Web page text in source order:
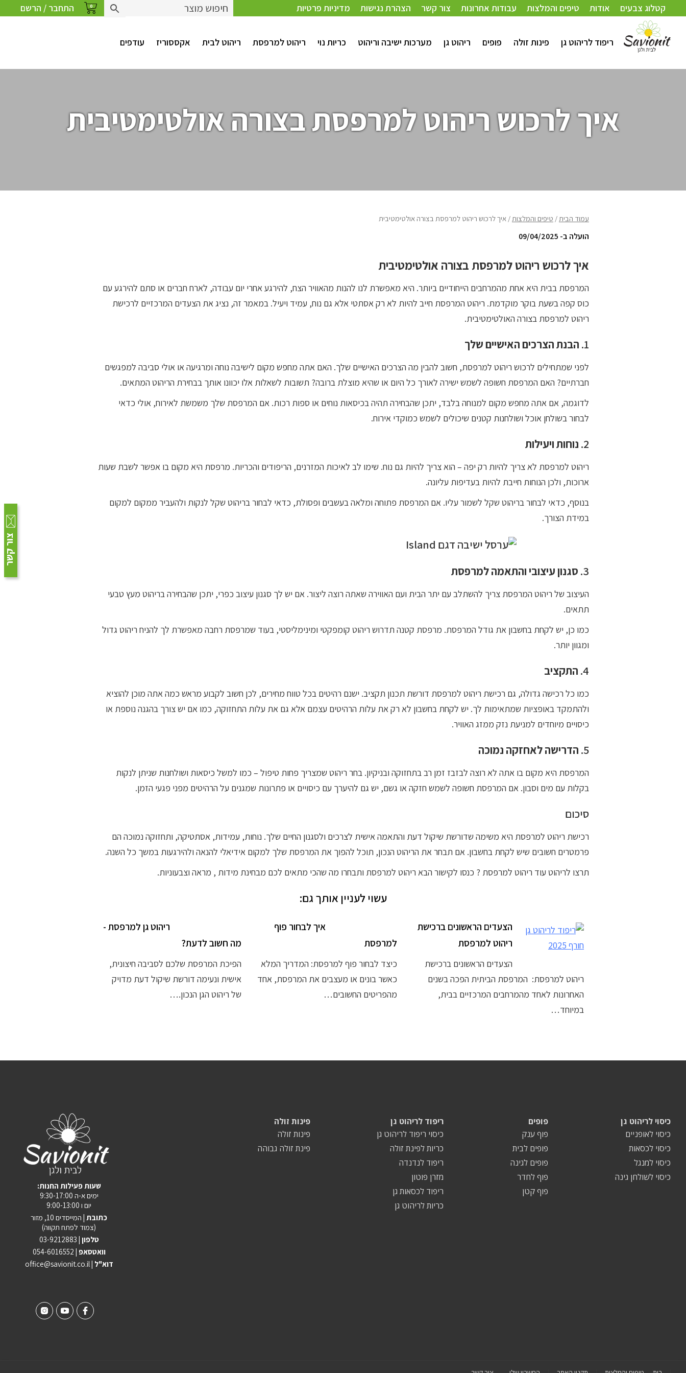
צור קשר
התחבר / הרשם 0 קטלוג צבעים אודות טיפים והמלצות עבודות אחרונות צור קשר הצהרת נגישות מדיניות פרטיות
ריפוד לריהוט גן פינות זולה פופים ריהוט גן מערכות ישיבה וריהוט כריות נוי ריהוט למרפסת ריהוט לבית אקססוריז עודפים
איך לרכוש ריהוט למרפסת בצורה אולטימטיבית
עמוד הבית/ טיפים והמלצות/ איך לרכוש ריהוט למרפסת בצורה אולטימטיבית
הועלה ב- 09/04/2025
איך לרכוש ריהוט למרפסת בצורה אולטימטיבית
המרפסת בבית היא אחת מהמרחבים הייחודיים ביותר. היא מאפשרת לנו להנות מהאוויר הצח, להירגע אחרי יום עבודה, לארח חברים או סתם להירגע עם
כוס קפה בשעת בוקר מוקדמת. ריהוט המרפסת חייב להיות לא רק אסתטי אלא גם נוח, עמיד ויעיל. במאמר זה, נציג את הצעדים המרכזיים לרכישת
ריהוט למרפסת בצורה האולטימטיבית.
1. הבנת הצרכים האישיים שלך
לפני שמתחילים לרכוש ריהוט למרפסת, חשוב להבין מה הצרכים האישיים שלך. האם אתה מחפש מקום לישיבה נוחה ומרגיעה או אולי סביבה למפגשים
חברתיים? האם המרפסת חשופה לשמש ישירה לאורך כל היום או שהיא מוצלת ברובה? תשובות לשאלות אלו יכוונו אותך בבחירת הריהוט המתאים.
לדוגמה, אם אתה מחפש מקום למנוחה בלבד, יתכן שהבחירה תהיה בכיסאות נוחים או ספות רכות. אם המרפסת שלך משמשת לאירוח, אולי כדאי
לבחור בשולחן אוכל ושולחנות קטנים שיכולים לשמש כמוקדי אירוח.
2. נוחות ויעילות
ריהוט למרפסת לא צריך להיות רק יפה – הוא צריך להיות גם נוח. שימו לב לאיכות המזרנים, הריפודים והכריות. מרפסת היא מקום בו אפשר לשבת שעות
ארוכות, ולכן הנוחות חייבת להיות בעדיפות עליונה.
בנוסף, כדאי לבחור בריהוט שקל לשמור עליו. אם המרפסת פתוחה ומלאה בעשבים ופסולת, כדאי לבחור בריהוט שקל לנקות ולהעביר ממקום למקום
במידת הצורך.
3. סגנון עיצובי והתאמה למרפסת
העיצוב של ריהוט המרפסת צריך להשתלב עם יתר הבית ועם האווירה שאתה רוצה ליצור. אם יש לך סגנון עיצוב כפרי, יתכן שהבחירה בריהוט מעץ טבעי
תתאים.
כמו כן, יש לקחת בחשבון את גודל המרפסת. מרפסת קטנה תדרוש ריהוט קומפקטי ומינימליסטי, בעוד שמרפסת רחבה מאפשרת לך להניח ריהוט גדול
ומגוון יותר.
4. התקציב
כמו כל רכישה גדולה, גם רכישת ריהוט למרפסת דורשת תכנון תקציב. ישנם רהיטים בכל טווח מחירים, לכן חשוב לקבוע מראש כמה אתה מוכן להוציא
ולהתמקד באופציות שמתאימות לך. יש לקחת בחשבון לא רק את עלות הרהיטים עצמם אלא גם את עלות התחזוקה, כמו אם יש צורך בהגנה נוספת או
כיסויים מיוחדים למניעת נזק ממזג האוויר.
5. הדרישה לאחזקה נמוכה
המרפסת היא מקום בו אתה לא רוצה לבזבז זמן רב בתחזוקה ובניקיון. בחר ריהוט שמצריך פחות טיפול – כמו למשל כיסאות ושולחנות שניתן לנקות
בקלות עם מים וסבון. אם המרפסת חשופה לשמש חזקה או גשם, יש גם להיערך עם כיסויים או פתרונות שמגנים על הרהיטים מפני פגעי הזמן.
סיכום
רכישת ריהוט למרפסת היא משימה שדורשת שיקול דעת והתאמה אישית לצרכים ולסגנון החיים שלך. נוחות, עמידות, אסתטיקה, ותחזוקה נמוכה הם
פרמטרים חשובים שיש לקחת בחשבון. אם תבחר את הריהוט הנכון, תוכל להפוך את המרפסת שלך למקום אידיאלי להנאה ולהירגעות במשך כל השנה.
תרצו לריהוט עוד ריהוט למרפסת ? כנסו לקישור הבא ריהוט למרפסת ותבחרו מה שהכי מתאים לכם מבחינת מידות , מראה וצבעוניות.
עשוי לעניין אותך גם:
הצעדים הראשונים ברכישת
ריהוט למרפסת
הצעדים הראשונים ברכישת
ריהוט למרפסת: המרפסת הביתית הפכה בשנים
האחרונות לאחד מהמרחבים המרכזיים בבית,
במיוחד…
איך לבחור פוף
למרפסת
כיצד לבחור פוף למרפסת: המדריך המלא
כאשר בונים או מעצבים את המרפסת, אחד
מהפריטים החשובים…
ריהוט גן למרפסת -
מה חשוב לדעת?
הפיכת המרפסת שלכם לסביבה חיצונית,
אישית ונעימה דורשת שיקול דעת מדויק
של ריהוט הגן הנכון.…
:שעות פעילות החנות
ימים א-ה 9:30-17:00
יום ו 9:00-13:00
כתובת | המייסדים 10, מזור
(צמוד לפתח תקווה)
טלפון | 03-9212883
וואטסאפ | 054-6016552
office@savionit.co.il | דוא"ל
פינות זולה
פינות זולה
פינת זולה גבוהה
ריפוד לריהוט גן
כיסוי ריפוד לריהוט גן
כריות לפינת זולה
ריפוד לנדנדה
מזרן פוטון
ריפוד לכסאות גן
כריות לריהוט גן
פופים
פוף ענק
פופים לבית
פופים לגינה
פוף לחדר
פוף קטן
כיסוי לריהוט גן
כיסוי לאופניים
כיסוי לכסאות
כיסוי למנגל
כיסוי לשולחן גינה